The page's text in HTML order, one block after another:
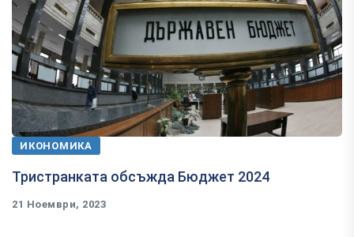
ИКОНОМИКА
Тристранката обсъжда Бюджет 2024
21 Ноември, 2023